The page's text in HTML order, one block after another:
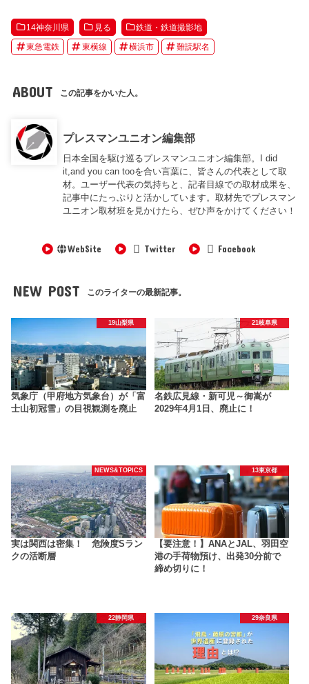
14神奈川県 見る 鉄道・鉄道撮影地
東急電鉄 東横線 横浜市 難読駅名
ABOUT この記事をかいた人。
プレスマンユニオン編集部
日本全国を駆け巡るプレスマンユニオン編集部。I did
it,and you can tooを合い言葉に、皆さんの代表として取
材。ユーザー代表の気持ちと、記者目線での取材成果を、
記事中にたっぷりと活かしています。取材先でプレスマン
ユニオン取材班を見かけたら、ぜひ声をかけてください！
WebSite Twitter Facebook
NEW POST このライターの最新記事。
19山梨県
気象庁（甲府地方気象台）が「富
士山初冠雪」の目視観測を廃止
21岐阜県
名鉄広見線・新可児～御嵩が
2029年4月1日、廃止に！
NEWS&TOPICS
実は関西は密集！ 危険度Sラン
クの活断層
13東京都
【要注意！】ANAとJAL、羽田空
港の手荷物預け、出発30分前で
締め切りに！
22静岡県 29奈良県